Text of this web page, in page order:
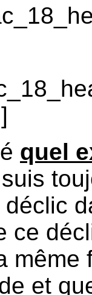
quel
déclic
ce
même
et